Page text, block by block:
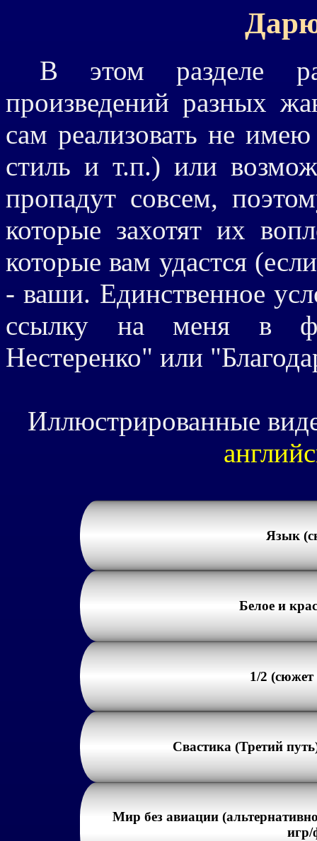
В этом разделе
произведений разных
сам реализовать не
стиль и т.п.) или
пропадут совсем,
которые захотят их
которые вам удастся
- ваши. Единственное
ссылку на меня в
Нестеренко" или
Иллюстрированные
Язык
Белое и
1/2 (сюжет
Свастика (Третий
Мир без авиации